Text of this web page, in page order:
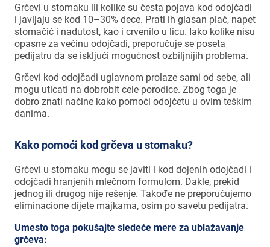
Grčevi u stomaku ili kolike su česta pojava kod odojčadi
i javljaju se kod 10–30% dece. Prati ih glasan plač, napet
stomačić i nadutost, kao i crvenilo u licu. Iako kolike nisu
opasne za većinu odojčadi, preporučuje se poseta
pedijatru da se isključi mogućnost ozbiljnijih problema.
Grčevi kod odojčadi uglavnom prolaze sami od sebe, ali
mogu uticati na dobrobit cele porodice. Zbog toga je
dobro znati načine kako pomoći odojčetu u ovim teškim
danima.
Kako pomoći kod grčeva u stomaku?
Grčevi u stomaku mogu se javiti i kod dojenih odojčadi i
odojčadi hranjenih mlečnom formulom. Dakle, prekid
jednog ili drugog nije rešenje. Takođe ne preporučujemo
eliminacione dijete majkama, osim po savetu pedijatra.
Umesto toga pokušajte sledeće mere za ublažavanje
grčeva: